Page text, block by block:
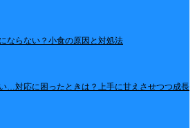
ならない？小食の原因と対処法
…対応に困ったときは？上手に甘えさせつつ成長